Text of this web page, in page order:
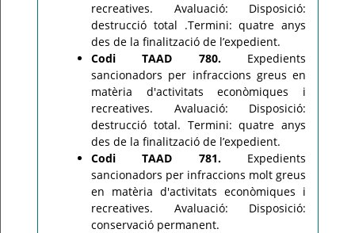
recreatives. Avaluació: Disposició:
destrucció total .Termini: quatre anys
des de la finalització de l’expedient.
Codi TAAD 780.Expedients
sancionadors per infraccions greus en
matèria d'activitats econòmiques i
recreatives. Avaluació: Disposició:
destrucció total. Termini: quatre anys
des de la finalització de l’expedient.
Codi TAAD 781.Expedients
sancionadors per infraccions molt greus
en matèria d'activitats econòmiques i
recreatives. Avaluació: Disposició:
conservació permanent.